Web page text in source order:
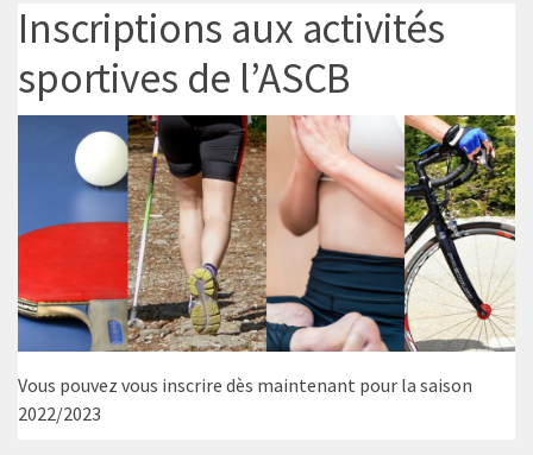
Inscriptions aux activités
sportives de l’ASCB
Vous pouvez vous inscrire dès maintenant pour la saison
2022/2023